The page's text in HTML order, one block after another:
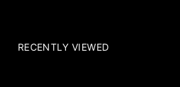
RECENTLY VIEWED